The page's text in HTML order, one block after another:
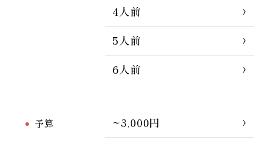
4人前
5人前
6人前
予算
~3,000円